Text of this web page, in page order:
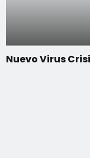
Nuevo Virus